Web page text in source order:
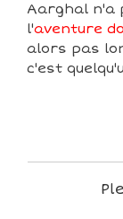
Aarghal n'a
l'aventure
alors pas
c'est